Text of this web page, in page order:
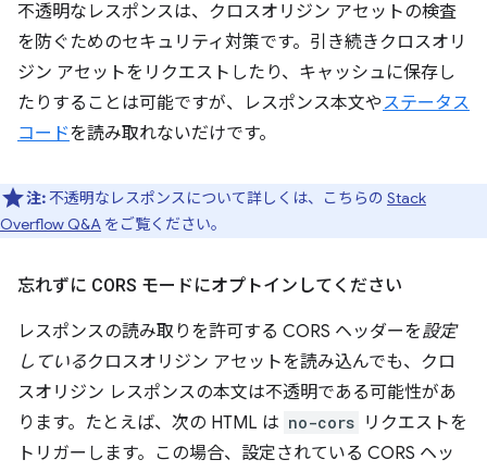
不透明なレスポンスは、クロスオリジン アセットの検査
を防ぐためのセキュリティ対策です。引き続きクロスオリ
ジン アセットをリクエストしたり、キャッシュに保存し
たりすることは可能ですが、レスポンス本文やステータス
コードを読み取れないだけです。
注:不透明なレスポンスについて詳しくは、こちらの Stack
Overflow Q&A をご覧ください。
忘れずに CORS モードにオプトインしてください
レスポンスの読み取りを許可する CORS ヘッダーを設定
しているクロスオリジン アセットを読み込んでも、クロ
スオリジン レスポンスの本文は不透明である可能性があ
ります。たとえば、次の HTML は no-cors リクエストを
トリガーします。この場合、設定されている CORS ヘッ